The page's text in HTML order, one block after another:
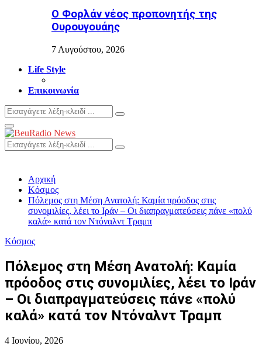
Ο Φορλάν νέος προπονητής της
Ουρουγουάης
7 Αυγούστου, 2026
Life Style
Επικοινωνία
Search
for:
Search
Primary
Menu
Search
for:
Search
Αρχική
Κόσμος
Πόλεμος στη Μέση Ανατολή: Καμία πρόοδος στις
συνομιλίες, λέει το Ιράν – Οι διαπραγματεύσεις πάνε «πολύ
καλά» κατά τον Ντόναλντ Τραμπ
Κόσμος
Πόλεμος στη Μέση Ανατολή: Καμία
πρόοδος στις συνομιλίες, λέει το Ιράν
– Οι διαπραγματεύσεις πάνε «πολύ
καλά» κατά τον Ντόναλντ Τραμπ
4 Ιουνίου, 2026